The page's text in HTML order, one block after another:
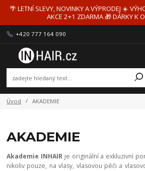
🌴 LETNÍ SLEVY, NOVINKY A VÝPRODEJ ☀️
AKCE 2+1 ZDARMA 🎁 DÁRKY K
+420 777 164 090
Úvod AKADEMIE
AKADEMIE
Akademie INHAIRje originální a exkluzivní
nikoliv pouze, na vlasy, vlasovou péči a